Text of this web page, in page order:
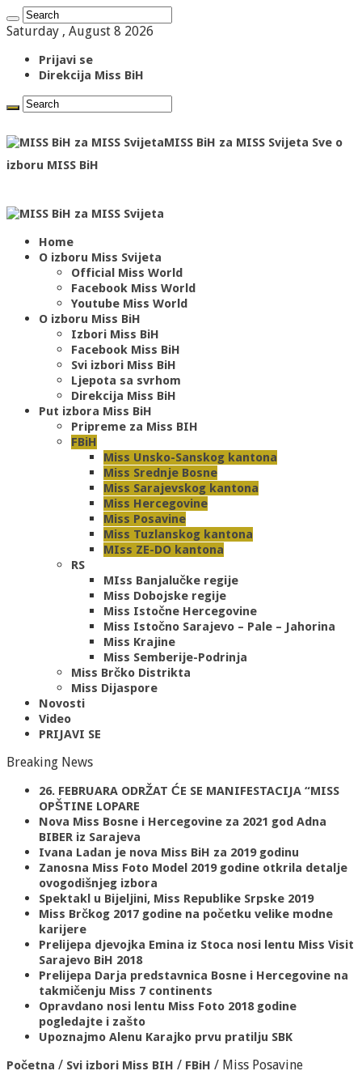
Saturday , August 8 2026
Prijavi se
Direkcija Miss BiH
MISS BiH za MISS Svijeta Sve o
izboru MISS BiH
Home
O izboru Miss Svijeta
Official Miss World
Facebook Miss World
Youtube Miss World
O izboru Miss BiH
Izbori Miss BiH
Facebook Miss BiH
Svi izbori Miss BiH
Ljepota sa svrhom
Direkcija Miss BiH
Put izbora Miss BiH
Pripreme za Miss BIH
FBiH
Miss Unsko-Sanskog kantona
Miss Srednje Bosne
Miss Sarajevskog kantona
Miss Hercegovine
Miss Posavine
Miss Tuzlanskog kantona
MIss ZE-DO kantona
RS
MIss Banjalučke regije
Miss Dobojske regije
Miss Istočne Hercegovine
Miss Istočno Sarajevo – Pale – Jahorina
Miss Krajine
Miss Semberije-Podrinja
Miss Brčko Distrikta
Miss Dijaspore
Novosti
Video
PRIJAVI SE
Breaking News
26. FEBRUARA ODRŽAT ĆE SE MANIFESTACIJA “MISS
OPŠTINE LOPARE
Nova Miss Bosne i Hercegovine za 2021 god Adna
BIBER iz Sarajeva
Ivana Ladan je nova Miss BiH za 2019 godinu
Zanosna Miss Foto Model 2019 godine otkrila detalje
ovogodišnjeg izbora
Spektakl u Bijeljini, Miss Republike Srpske 2019
Miss Brčkog 2017 godine na početku velike modne
karijere
Prelijepa djevojka Emina iz Stoca nosi lentu Miss Visit
Sarajevo BiH 2018
Prelijepa Darja predstavnica Bosne i Hercegovine na
takmičenju Miss 7 continents
Opravdano nosi lentu Miss Foto 2018 godine
pogledajte i zašto
Upoznajmo Alenu Karajko prvu pratilju SBK
Početna / Svi izbori Miss BIH / FBiH / Miss Posavine